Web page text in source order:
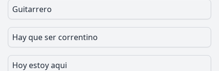
Guitarrero
Hay que ser correntino
Hoy estoy aqui